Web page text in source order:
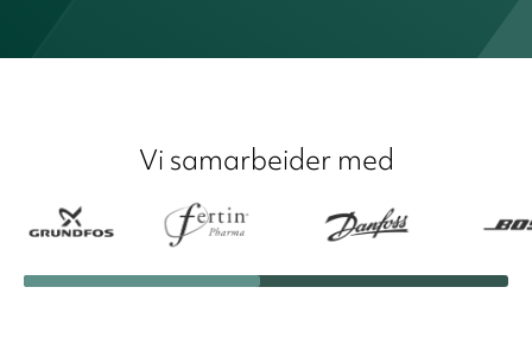
Vi samarbeider med